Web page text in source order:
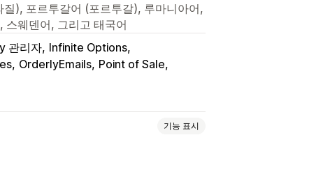
), 포르투갈어 (포르투갈), 루마니아어,
스웨덴어, 그리고 태국어
관리자 Infinite Options
OrderlyEmails Point of Sale
기능 표시